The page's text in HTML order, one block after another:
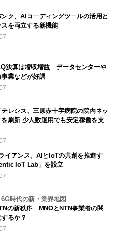
ンク、AIコーディングツールの活用と
スを両立する新機能
決算は増収増益 データセンターや
業などが好調
テレシス、三原赤十字病院の院内ネッ
を刷新 少人数運用でも安定稼働を支
イアンス、AIとIoTの共創を推進す
IoT Lab」を設立
6G時代の新・業界地図
の新秩序 MNOとNTN事業者の関
るか？